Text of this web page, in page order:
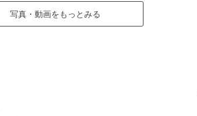
写真・動画をもっとみる